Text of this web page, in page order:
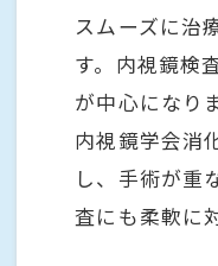
スムーズに治
す。内視鏡検
が中心になり
内視鏡学会消
し、手術が重
査にも柔軟に